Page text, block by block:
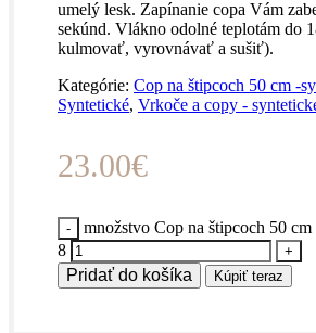
umelý lesk. Zapínanie copa Vám
sekúnd. Vlákno odolné teplotám do
kulmovať, vyrovnávať a sušiť).
Kategórie: Cop na štipcoch 50 cm -
Syntetické, Vrkoče a copy -
23.00€
množstvo Cop na štipcoch 50 cm
8
Pridať do košíka
Kúpiť teraz